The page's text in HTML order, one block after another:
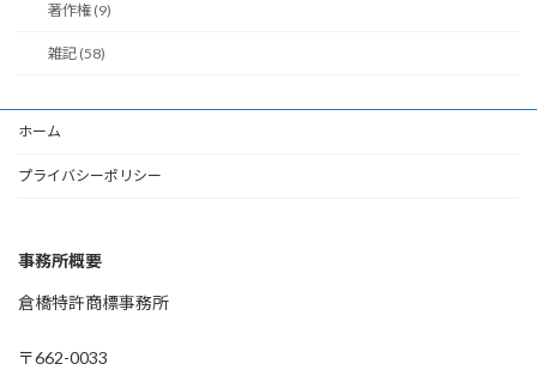
著作権 (9)
雑記 (58)
ホーム
プライバシーポリシー
事務所概要
倉橋特許商標事務所
〒662-0033